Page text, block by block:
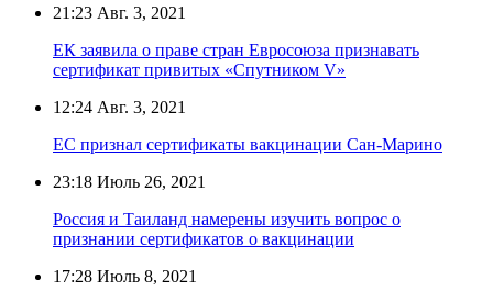
21:23 Авг. 3, 2021
ЕК заявила о праве стран Евросоюза признавать
сертификат привитых «Спутником V»
12:24 Авг. 3, 2021
ЕС признал сертификаты вакцинации Сан-Марино
23:18 Июль 26, 2021
Россия и Таиланд намерены изучить вопрос о
признании сертификатов о вакцинации
17:28 Июль 8, 2021